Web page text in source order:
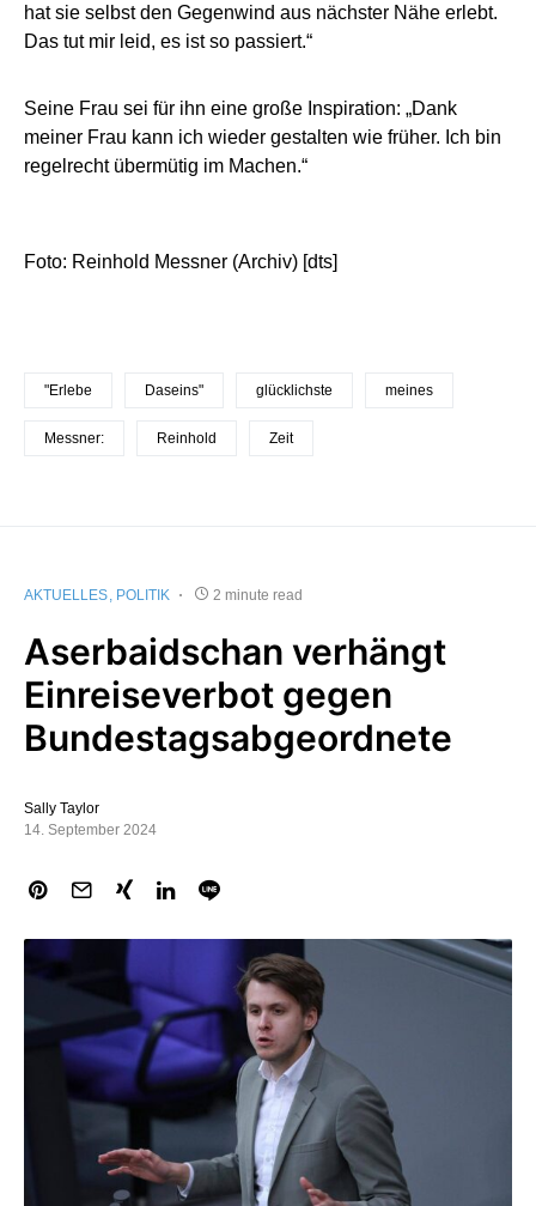
hat sie selbst den Gegenwind aus nächster Nähe erlebt.
Das tut mir leid, es ist so passiert.“
Seine Frau sei für ihn eine große Inspiration: „Dank
meiner Frau kann ich wieder gestalten wie früher. Ich bin
regelrecht übermütig im Machen.“
Foto: Reinhold Messner (Archiv) [dts]
"Erlebe Daseins" glücklichste meines
Messner: Reinhold Zeit
AKTUELLES POLITIK 2 minute read
Aserbaidschan verhängt
Einreiseverbot gegen
Bundestagsabgeordnete
Sally Taylor
14. September 2024